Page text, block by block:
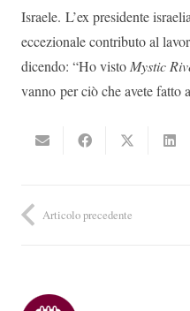
Israele. L’ex presidente
eccezionale contributo al
dicendo: “Ho vistoMystic
vanno per ciò che avete fatto
Articolo precedente